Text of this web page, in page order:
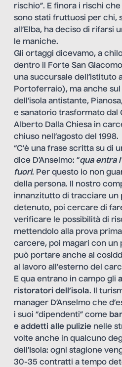
rischio”. E finora i rischi che
sono stati fruttuosi per chi,
all’Elba, ha deciso di rifarsi
le maniche.
Gli ortaggi dicevamo, a
dentro il Forte San
una succursale dell’istituto
Portoferraio), ma anche
dell’isola antistante,
e sanatorio trasformato dal
Alberto Dalla Chiesa in
chiuso nell’agosto del 1998.
“C’è una frase scritta su di
dice D’Anselmo: “qua entra
fuori. Per questo io non
della persona. Il nostro
innanzitutto di tracciare un
detenuto, poi cercare di
verificare le possibilità di
mettendolo alla prova
carcere, poi magari con un
può portare anche al
al lavoro all’esterno del
E qua entrano in campo gli
ristoratori dell’isola. Il
manager D’Anselmo che
i suoi “dipendenti” come
e addetti alle pulizie nelle
volte anche in qualcuno
dell’Isola: ogni stagione
30-35 contratti a tempo